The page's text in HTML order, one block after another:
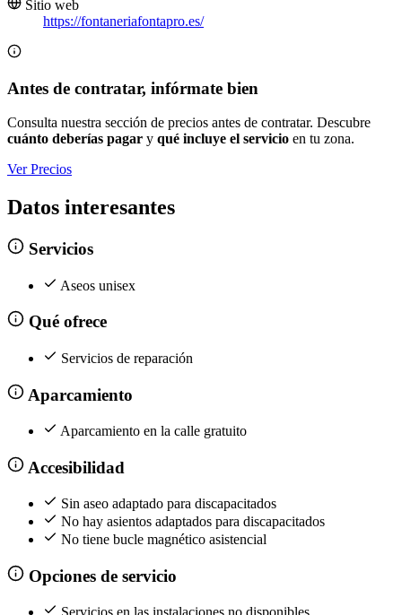
Sitio web
https://fontaneriafontapro.es/
Antes de contratar, infórmate bien
Consulta nuestra sección de precios antes de contratar. Descubre
cuánto deberías pagar y qué incluye el servicio en tu zona.
Ver Precios
Datos interesantes
Servicios
Aseos unisex
Qué ofrece
Servicios de reparación
Aparcamiento
Aparcamiento en la calle gratuito
Accesibilidad
Sin aseo adaptado para discapacitados
No hay asientos adaptados para discapacitados
No tiene bucle magnético asistencial
Opciones de servicio